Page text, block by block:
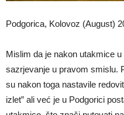
Podgorica, Kolovoz (August)
Mislim da je nakon utakmice
sazrjevanje u pravom smislu.
su nakon toga nastavile
izlet” ali već je u Podgorici